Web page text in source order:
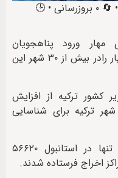
📅 انتشار: ۱۰ حوت ۱۴۰۲ ساعت ۱۶:۲۰ • 🔄 ۰ بروزرسانی • 🕒
ورود پناهجویان
ایستگاه‌های بازرسی و گشت‌های سیار رادر بیش از ۳۰ شهر این
کشور ترکیه از افزایش
پست‌ها و گشت‌های سیار در ۳۰ شهر ترکیه برای شناسایی
او گفته که از ژوئیه سال گذشته تنها در استانبول ۵۶۶۲۰
اخراج فرستاده‌ شدند.